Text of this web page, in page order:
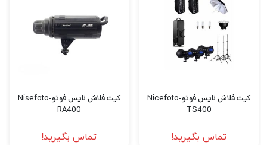
کیت فلاش نایس فوتو-Nicefoto
TS400
تماس بگیرید!
کیت فلاش نایس فوتو-Nisefoto
RA400
تماس بگیرید!